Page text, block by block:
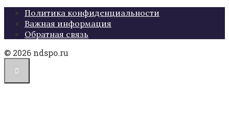
Политика конфиденциальности
Важная информация
Обратная связь
© 2026 ndspo.ru